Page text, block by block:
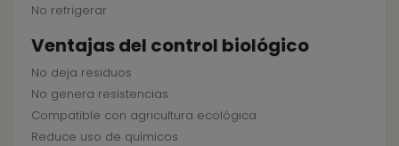
No refrigerar
Ventajas del control biológico
No deja residuos
No genera resistencias
Compatible con agricultura ecológica
Reduce uso de químicos